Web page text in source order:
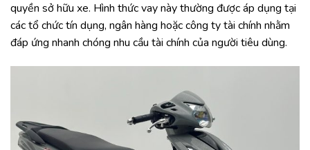
quyền sở hữu xe. Hình thức vay này thường được áp dụng tại
các tổ chức tín dụng, ngân hàng hoặc công ty tài chính nhằm
đáp ứng nhanh chóng nhu cầu tài chính của người tiêu dùng.